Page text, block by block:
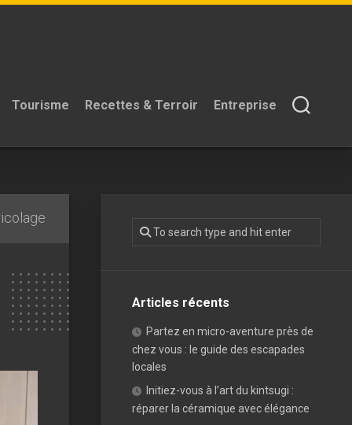
Tourisme Recettes & Terroir Entreprise
Articles récents
Partez en micro-aventure près de
chez vous : le guide des escapades
locales
Initiez-vous à l’art du kintsugi :
réparer la céramique avec élégance